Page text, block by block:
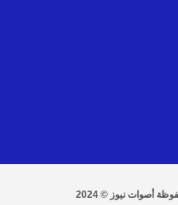
أصوات نيوز © 2024